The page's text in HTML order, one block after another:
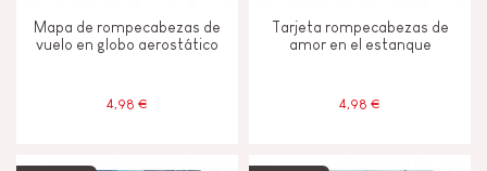
Mapa de rompecabezas de
vuelo en globo aerostático
4,98 €
Tarjeta rompecabezas de
amor en el estanque
4,98 €